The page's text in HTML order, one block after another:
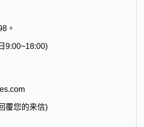
。
9:00~18:00)
覆您的来信)